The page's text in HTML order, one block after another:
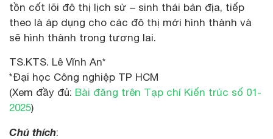
tồn cốt lõi đô thị lịch sử – sinh thái bản địa, tiếp
theo là áp dụng cho các đô thị mới hình thành và
sẽ hình thành trong tương lai.
TS.KTS. Lê Vĩnh An*
*Đại học Công nghiệp TP HCM
(Xem đầy đủ: Bài đăng trên Tạp chí Kiến trúc số 01-
2025)
Chú thích: